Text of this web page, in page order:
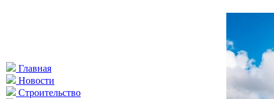
Главная
Новости
Строительство